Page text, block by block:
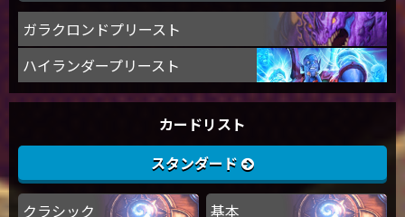
ガラクロンドプリースト
ハイランダープリースト
カードリスト
スタンダード
クラシック 基本